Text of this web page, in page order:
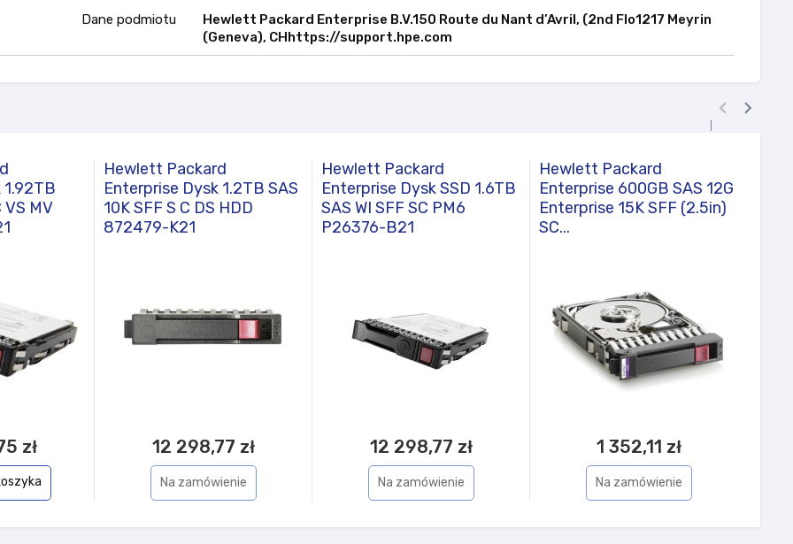
Dane podmiotu
Hewlett Packard Enterprise B.V.150 Route du Nant d’Avril, (2nd Flo1217 Meyrin
(Geneva), CHhttps://support.hpe.com
VS MV
zł
Hewlett Packard
Enterprise Dysk 1.2TB SAS
10K SFF S C DS HDD
872479-K21
12 298,77 zł
Na zamówienie
Hewlett Packard
Enterprise Dysk SSD 1.6TB
SAS WI SFF SC PM6
P26376-B21
12 298,77 zł
Na zamówienie
Hewlett Packard
Enterprise 600GB SAS 12G
Enterprise 15K SFF (2.5in)
SC...
1 352,11 zł
Na zamówienie
 